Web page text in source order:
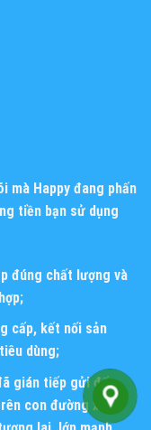
mà Happy đang phấn
tiền bạn sử dụng
đúng chất lượng và
cấp, kết nối sản
dùng;
gián tiếp gửi đến
con đường xây